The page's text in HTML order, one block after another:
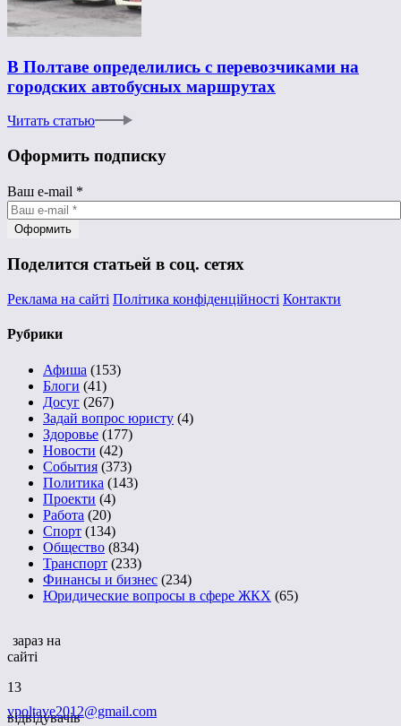
В Полтаве определились с перевозчиками на
городских автобусных маршрутах
Читать статью
Оформить подписку
Ваш e-mail *
Поделится статьей в соц. сетях
Реклама на сайті Політика конфіденційності Контакти
Рубрики
Афиша (153)
Блоги (41)
Досуг (267)
Задай вопрос юристу (4)
Здоровье (177)
Новости (42)
События (373)
Политика (143)
Проекти (4)
Работа (20)
Спорт (134)
Общество (834)
Транспорт (233)
Финансы и бизнес (234)
Юридические вопросы в сфере ЖКХ (65)
зараз на
сайті
13
відвідувачів
vpoltave2012@gmail.com